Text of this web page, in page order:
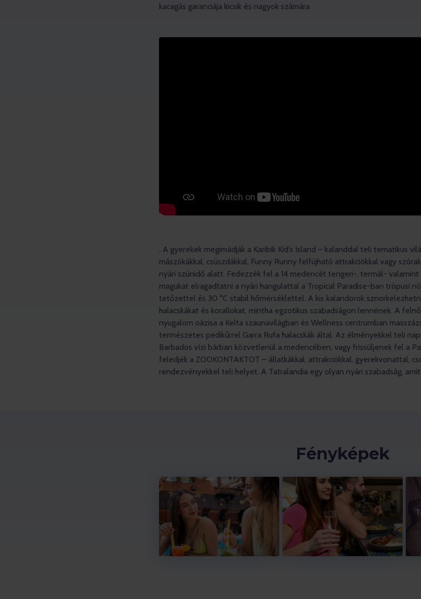
kacagás garanciája kicsik és nagyok számára
. A gyerekek megimádják a Karibik Kid’s Island – kalanddal teli tematikus
mászókákkal, csúszdákkal, Funny Runny felfújható attrakciókkal vagy
nyári szünidő alatt. Fedezzék fel a 14 medencét tengeri-, termál-
magukat elragadtatni a nyári hangulattal a Tropical Paradise-ban trópusi
tetőzettel és 30 °C stabil hőmérséklettel. A kis kalandorok
halacskákat és korallokat, mintha egzotikus szabadságon lennének. A
nyugalom oázisa a Kelta szaunavilágban és Wellness centrumban
természetes pedikűrrel Garra Rufa halacskák által. Az élményekkel teli
Barbados vízi bárban közvetlenül a medencében, vagy frissüljenek fel a
feledjék a ZOOKONTAKTOT – állatkákkal, attrakciókkal, gyerekvonattal,
rendezvényekkel teli helyet. A Tatralandia egy olyan nyári szabadság,
Fényképek